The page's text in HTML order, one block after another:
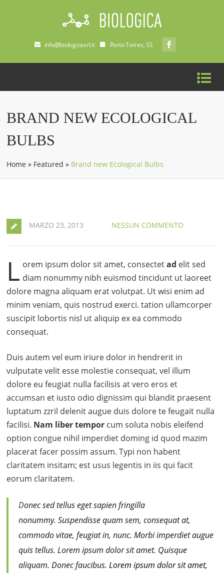
info@biologicasrl.it Porto Torres, SS
BRAND NEW ECOLOGICAL
BULBS
Home » Featured » Brand new Ecological Bulbs
MARZO 23, 2013 NESSUN COMMENTO
L orem ipsum dolor sit amet, consectetad elit sed
diam nonummy nibh euismod tincidunt ut laoreet
dolore magna aliquam erat volutpat. Ut wisi enim ad
minim veniam, quis nostrud exerci. tation ullamcorper
suscipit lobortis nisl ut aliquip ex ea commodo
consequat.
Duis autem vel eum iriure dolor in hendrerit in
vulputate velit esse molestie consequat, vel illum
dolore eu feugiat nulla facilisis at vero eros et
accumsan et iusto odio dignissim qui blandit praesent
luptatum zzril delenit augue duis dolore te feugait nulla
facilisi. Nam liber tempor cum soluta nobis eleifend
option congue nihil imperdiet doming id quod mazim
placerat facer possim assum. Typi non habent
claritatem insitam; est usus legentis in iis qui facit
eorum claritatem.
Donec sed tellus eget sapien fringilla
nonummy.Suspendisse quam sem, consequat at,
commodo vitae, feugiat in, nunc. Morbi imperdiet augue
quis tellus. Lorem ipsum dolor sit amet. Quisque
aliquam. Donec faucibus.Lorem ipsum dolor sit amet,